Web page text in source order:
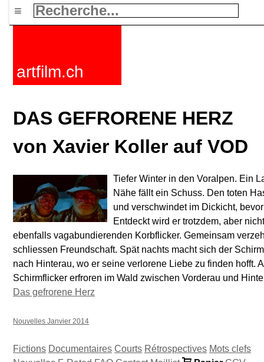
≡
artfilm.ch
DAS GEFRORENE HERZ
von Xavier Koller auf VOD
Tiefer Winter in den Voralpen. Ein
Nähe fällt ein Schuss. Den toten
und verschwindet im Dickicht,
Entdeckt wird er trotzdem, aber
ebenfalls vagabundierenden Korbflicker. Gemeinsam
schliessen Freundschaft. Spät nachts macht sich der
nach Hinterau, wo er seine verlorene Liebe zu finden hofft.
Schirmflicker erfroren im Wald zwischen Vorderau und
Das gefrorene Herz
Nouvelles Janvier 2014
Fictions Documentaires Courts Rétrospectives Mots clefs